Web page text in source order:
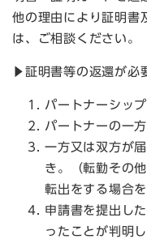
他の理由により証明書
は、ご相談ください。
▶証明書等の返還が必
パートナーシッ
パートナーの一
一方又は双方が
き。（転勤その
転出をする場合を
申請書を提出し
ったことが判明